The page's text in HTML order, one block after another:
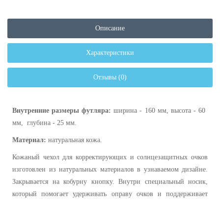
Описание
Характеристики
Отзывы (0)
Внутренние размеры футляра: ширина - 160 мм, высота - 60 ​​
мм, глубина - 25 мм.
Материал: натуральная кожа.
Кожаный чехол для корректирующих и солнцезащитных очков
изготовлен из натуральных материалов в узнаваемом дизайне.
Закрывается на кобурну кнопку. Внутри специальный носик,
который помогает удерживать оправу очков и поддерживает